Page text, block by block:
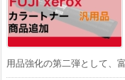
用品強化の第二弾として、